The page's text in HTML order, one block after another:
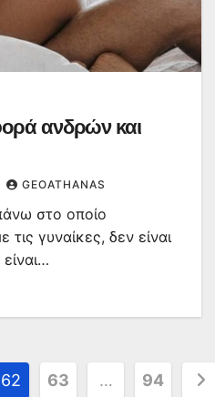
ανδρών και
GEOATHANAS
στο οποίο
γυναίκες, δεν είναι
62 63 … 94